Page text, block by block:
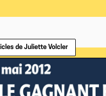
de Juliette Volcler